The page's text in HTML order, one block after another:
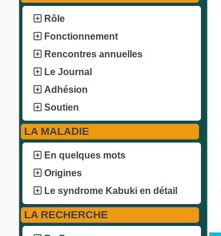
Rôle
Fonctionnement
Rencontres annuelles
Le Journal
Adhésion
Soutien
LA MALADIE
En quelques mots
Origines
Le syndrome Kabuki en détail
LA RECHERCHE